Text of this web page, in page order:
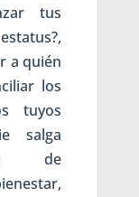
tus
a quién
los
tuyos
salga
de